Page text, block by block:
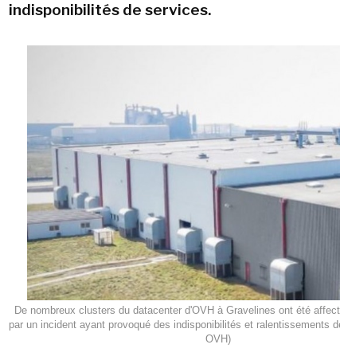
indisponibilités de services.
De nombreux clusters du datacenter d'OVH à Gravelines ont été
par un incident ayant provoqué des indisponibilités et ralentissements
OVH)